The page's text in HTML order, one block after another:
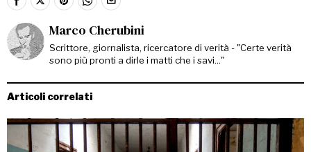
Marco Cherubini
Scrittore, giornalista, ricercatore di verità - "Certe verità
sono più pronti a dirle i matti che i savi..."
Articoli correlati